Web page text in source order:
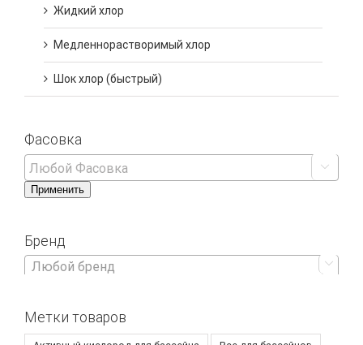
Жидкий хлор
Медленнорастворимый хлор
Шок хлор (быстрый)
Фасовка

Применить
Бренд
Любой бренд 
Метки товаров